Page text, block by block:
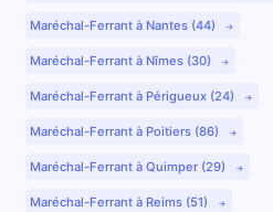
Maréchal-Ferrant à Nantes (44)
Maréchal-Ferrant à Nîmes (30)
Maréchal-Ferrant à Périgueux (24)
Maréchal-Ferrant à Poitiers (86)
Maréchal-Ferrant à Quimper (29)
Maréchal-Ferrant à Reims (51)